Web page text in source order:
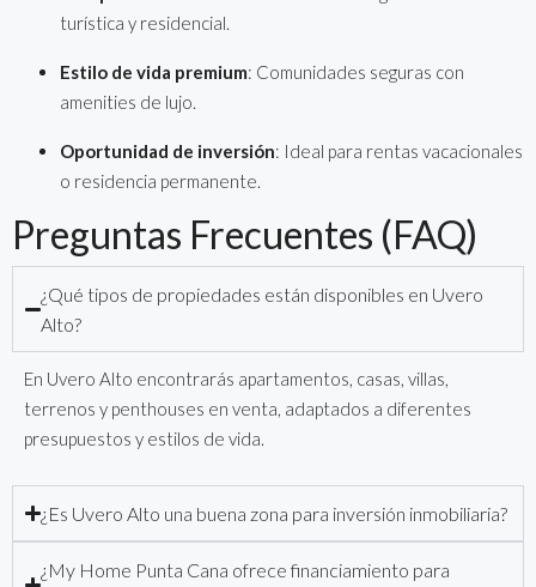
turística y residencial.
Estilo de vida premium: Comunidades seguras con
amenities de lujo.
Oportunidad de inversión: Ideal para rentas vacacionales
o residencia permanente.
Preguntas Frecuentes (FAQ)
¿Qué tipos de propiedades están disponibles en Uvero
Alto?
En Uvero Alto encontrarás apartamentos, casas, villas,
terrenos y penthouses en venta, adaptados a diferentes
presupuestos y estilos de vida.
¿Es Uvero Alto una buena zona para inversión inmobiliaria?
¿My Home Punta Cana ofrece financiamiento para